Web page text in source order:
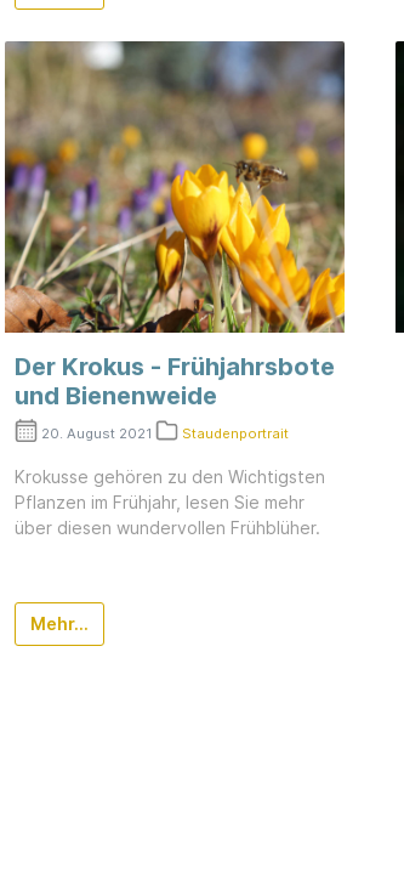
Der Krokus - Frühjahrsbote
und Bienenweide
20. August 2021 Staudenportrait
Krokusse gehören zu den Wichtigsten
Pflanzen im Frühjahr, lesen Sie mehr
über diesen wundervollen Frühblüher.
Mehr...